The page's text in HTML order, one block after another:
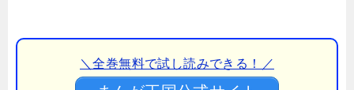
＼全巻無料で試し読みできる！／